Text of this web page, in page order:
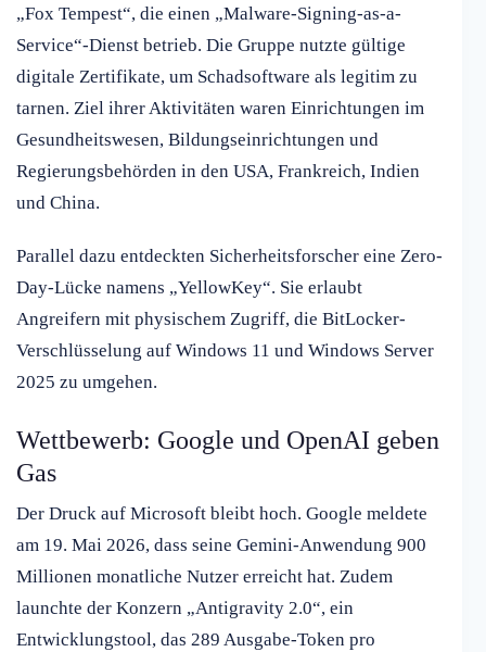
„Fox Tempest“, die einen „Malware-Signing-as-a-
Service“-Dienst betrieb. Die Gruppe nutzte gültige
digitale Zertifikate, um Schadsoftware als legitim zu
tarnen. Ziel ihrer Aktivitäten waren Einrichtungen im
Gesundheitswesen, Bildungseinrichtungen und
Regierungsbehörden in den USA, Frankreich, Indien
und China.
Parallel dazu entdeckten Sicherheitsforscher eine Zero-
Day-Lücke namens „YellowKey“. Sie erlaubt
Angreifern mit physischem Zugriff, die BitLocker-
Verschlüsselung auf Windows 11 und Windows Server
2025 zu umgehen.
Wettbewerb: Google und OpenAI geben
Gas
Der Druck auf Microsoft bleibt hoch. Google meldete
am 19. Mai 2026, dass seine Gemini-Anwendung 900
Millionen monatliche Nutzer erreicht hat. Zudem
launchte der Konzern „Antigravity 2.0“, ein
Entwicklungstool, das 289 Ausgabe-Token pro